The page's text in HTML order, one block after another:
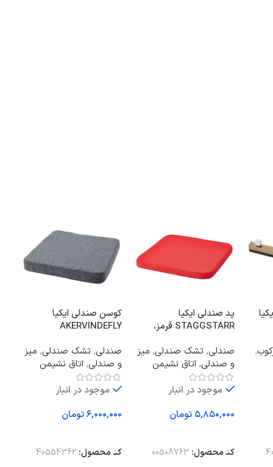
,
پد صندلی ایکیا
STAGGSTARR قرمز،
صندلی,تشک صندلی, میز
و صندلی, اتاق نشیمن
موجود در انبار
تومان
کد محصول: 00508763
کوسن صندلی ایکیا
AKERVINDEFLY
سانتی‌متر
صندلی,تشک صندلی, میز
و صندلی, اتاق نشیمن
موجود در انبار
تومان
کد محصول: 40554362